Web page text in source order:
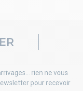
rien ne vous
pour recevoir